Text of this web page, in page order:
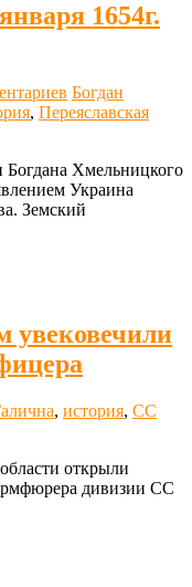
1654г.
Богдан
, Переяславская
Богдана Хмельницкого
Украина
Земский
увековечили
, история, СС
открыли
дивизии СС